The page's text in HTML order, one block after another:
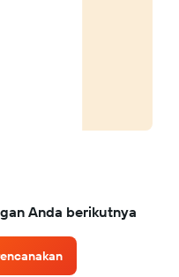
Anda berikutnya